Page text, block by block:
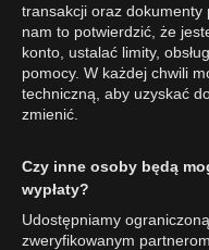
transakcji oraz dokumenty
nam to potwierdzić, że
konto, ustalać limity,
pomocy. W każdej chwili
techniczną, aby uzyskać
zmienić.
Czy inne osoby będą
wypłaty?
Udostępniamy
zweryfikowanym